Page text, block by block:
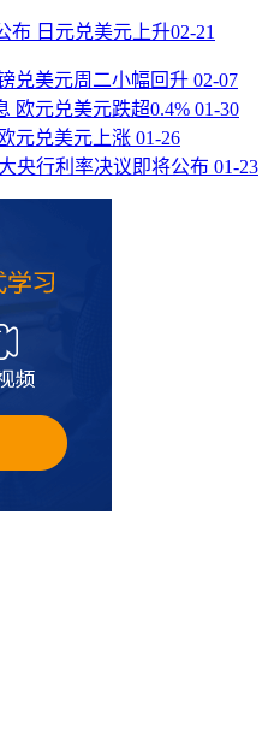
布 日元兑美元上升02-21
兑美元周二小幅回升 02-07
欧元兑美元跌超0.4% 01-30
元兑美元上涨 01-26
央行利率决议即将公布 01-23